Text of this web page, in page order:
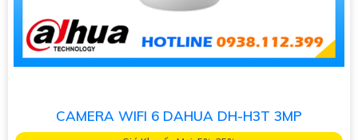
CAMERA WIFI 6 DAHUA DH-H3T 3MP